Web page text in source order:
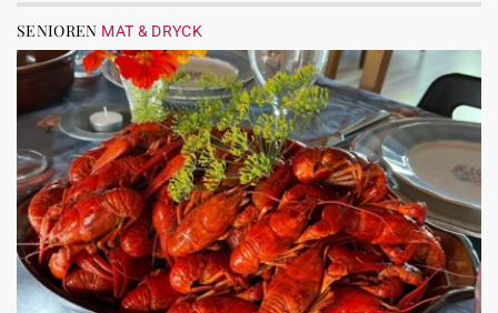
SENIOREN MAT & DRYCK